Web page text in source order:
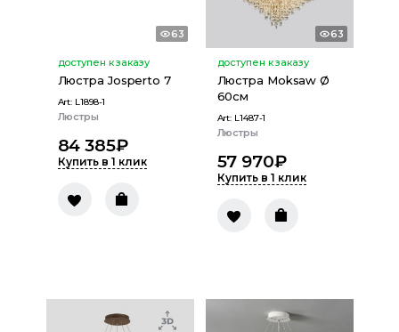
63
доступен к заказу
Люстра Josperto 7
Art: L1898-1
Люстры
84 385₽
Купить в 1 клик
63
доступен к заказу
Люстра Moksaw Ø
60см
Art: L1487-1
Люстры
57 970₽
Купить в 1 клик